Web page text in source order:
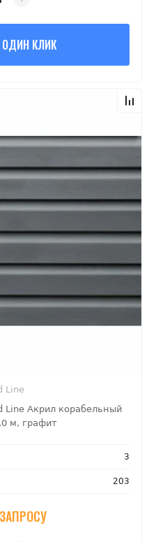
ОДИН КЛИК
Line
Line Акрил корабельный
м, графит
3
203